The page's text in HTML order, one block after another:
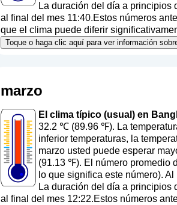
La duración del día a principios
al final del mes 11:40.Estos números
que el clima puede diferir
Toque o haga clic aquí para ver información
marzo
El clima típico (usual) en
32.2 ℃ (89.96 ℉). La
inferior temperaturas, la
marzo usted puede esperar
(91.13 ℉). El número promedio
lo que significa este número). Al
La duración del día a principios
al final del mes 12:22.Estos números